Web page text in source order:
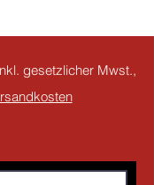
gesetzlicher Mwst.,